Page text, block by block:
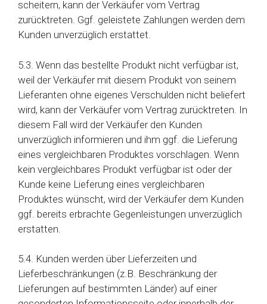
scheitern, kann der Verkäufer vom Vertrag
zurücktreten. Ggf. geleistete Zahlungen werden dem
Kunden unverzüglich erstattet.
5.3. Wenn das bestellte Produkt nicht verfügbar ist,
weil der Verkäufer mit diesem Produkt von seinem
Lieferanten ohne eigenes Verschulden nicht beliefert
wird, kann der Verkäufer vom Vertrag zurücktreten. In
diesem Fall wird der Verkäufer den Kunden
unverzüglich informieren und ihm ggf. die Lieferung
eines vergleichbaren Produktes vorschlagen. Wenn
kein vergleichbares Produkt verfügbar ist oder der
Kunde keine Lieferung eines vergleichbaren
Produktes wünscht, wird der Verkäufer dem Kunden
ggf. bereits erbrachte Gegenleistungen unverzüglich
erstatten.
5.4. Kunden werden über Lieferzeiten und
Lieferbeschränkungen (z.B. Beschränkung der
Lieferungen auf bestimmten Länder) auf einer